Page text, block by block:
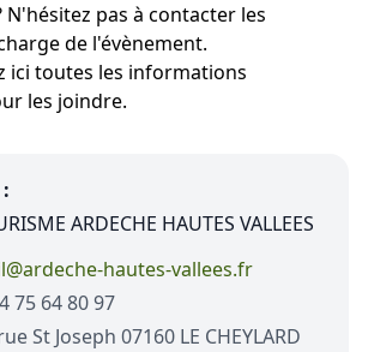
N'hésitez pas à contacter les
de l'évènement.
ici toutes les informations
les joindre.
ARDECHE HAUTES VALLEES
hautes-vallees.fr
75 64 80 97
St Joseph 07160 LE CHEYLARD